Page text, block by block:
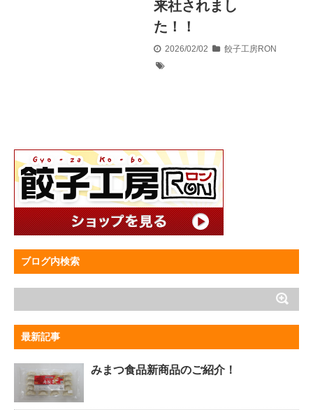
来社されまし
た！！
2026/02/02 餃子工房RON
ブログ内検索
最新記事
みまつ食品新商品のご紹介！